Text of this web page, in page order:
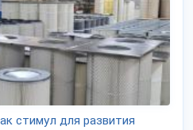
стимул для развития